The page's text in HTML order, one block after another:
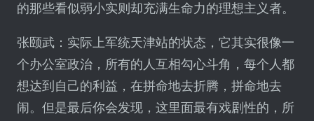
的那些看似弱小实则却充满生命力的理想主义者。
张颐武：实际上军统天津站的状态，它其实很像一
个办公室政治，所有的人互相勾心斗角，每个人都
想达到自己的利益，在拼命地去折腾，拼命地去
闹。但是最后你会发现，这里面最有戏剧性的，所